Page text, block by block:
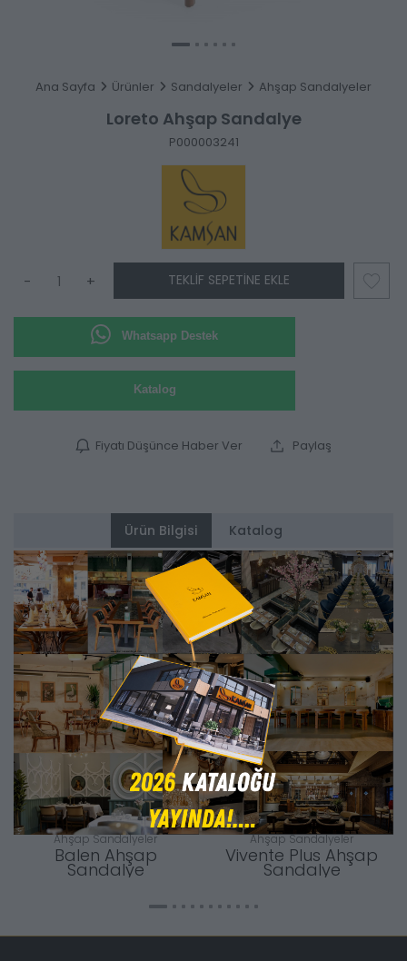
Ana Sayfa Ürünler Sandalyeler Ahşap Sandalyeler
Loreto Ahşap Sandalye
P000003241
- + TEKLIF SEPETINE EKLE
Whatsapp Destek
Katalog
Fiyatı Düşünce Haber Ver Paylaş
Ürün Bilgisi Katalog
Alternatifler
Ahşap Sandalyeler
Balen Ahşap
Sandalye
Ahşap Sandalyeler
Vivente Plus Ahşap
Sandalye